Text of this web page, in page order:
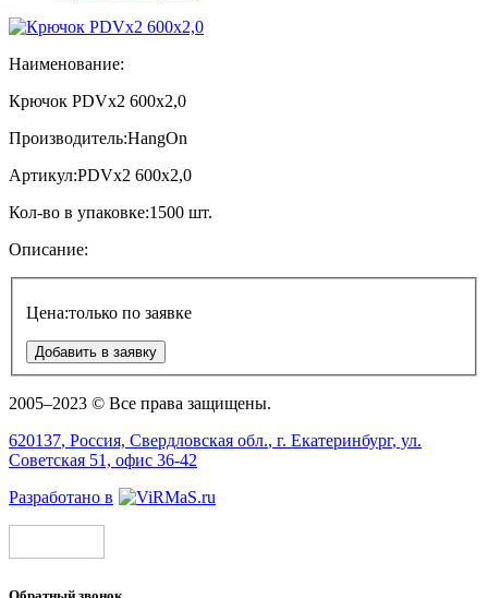
Наименование:
Крючок PDVx2 600x2,0
Производитель:HangOn
Артикул:PDVx2 600x2,0
Кол-во в упаковке:1500 шт.
Описание:
Цена:только по заявке
Добавить в заявку
2005–2023 © Все права защищены.
620137, Россия, Свердловская обл., г. Екатеринбург, ул.
Советская 51, офис 36-42
Разработано в